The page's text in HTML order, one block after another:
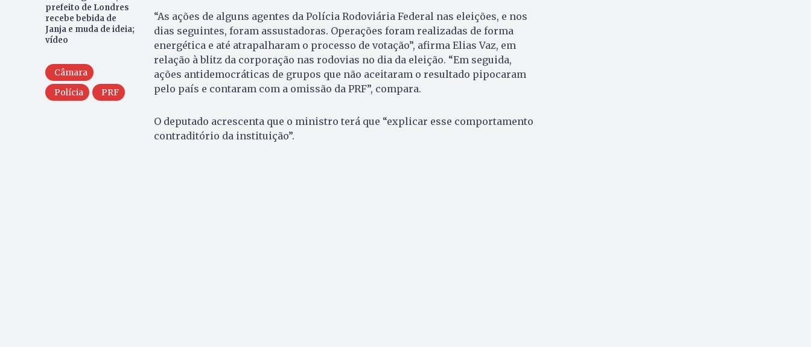
prefeito de Londres
recebe bebida de
Janja e muda de ideia;
vídeo
Câmara
Polícia
PRF
“As ações de alguns agentes da Polícia Rodoviária Federal nas eleições, e nos
dias seguintes, foram assustadoras. Operações foram realizadas de forma
energética e até atrapalharam o processo de votação”, afirma Elias Vaz, em
relação à blitz da corporação nas rodovias no dia da eleição. “Em seguida,
ações antidemocráticas de grupos que não aceitaram o resultado pipocaram
pelo país e contaram com a omissão da PRF”, compara.
O deputado acrescenta que o ministro terá que “explicar esse comportamento
contraditório da instituição”.